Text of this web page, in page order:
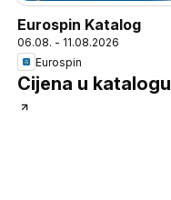
Eurospin Katalog
06.08. - 11.08.2026
Eurospin
Cijena u katalogu